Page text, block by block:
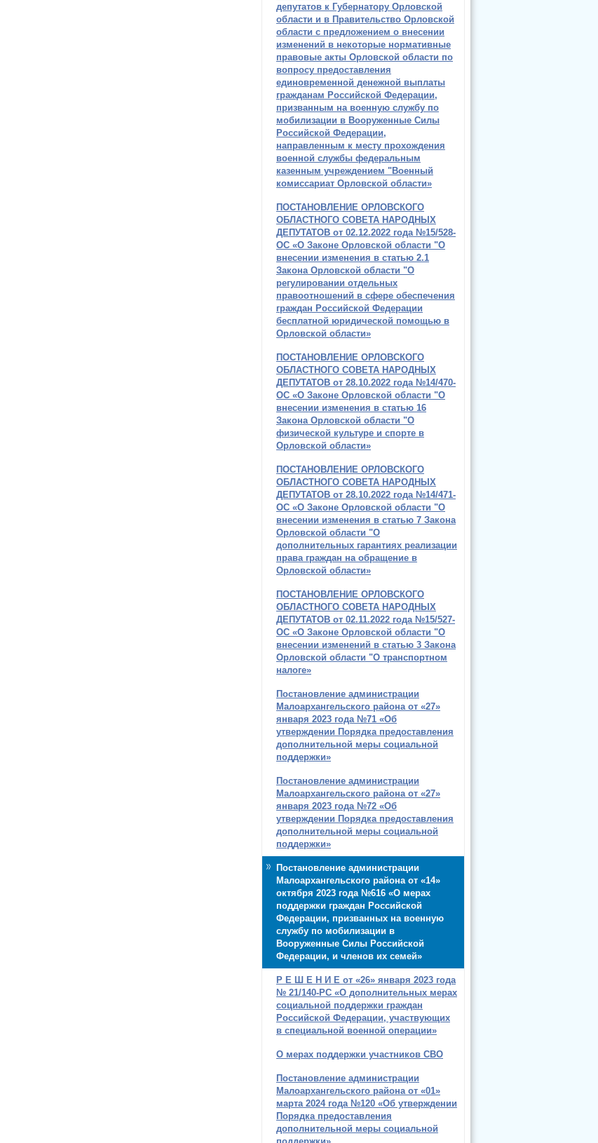
депутатов к Губернатору Орловской
области и в Правительство Орловской
области с предложением о внесении
изменений в некоторые нормативные
правовые акты Орловской области по
вопросу предоставления
единовременной денежной выплаты
гражданам Российской Федерации,
призванным на военную службу по
мобилизации в Вооруженные Силы
Российской Федерации,
направленным к месту прохождения
военной службы федеральным
казенным учреждением "Военный
комиссариат Орловской области»
ПОСТАНОВЛЕНИЕ ОРЛОВСКОГО
ОБЛАСТНОГО СОВЕТА НАРОДНЫХ
ДЕПУТАТОВ от 02.12.2022 года №15/528-
ОС «О Законе Орловской области "О
внесении изменения в статью 2.1
Закона Орловской области "О
регулировании отдельных
правоотношений в сфере обеспечения
граждан Российской Федерации
бесплатной юридической помощью в
Орловской области»
ПОСТАНОВЛЕНИЕ ОРЛОВСКОГО
ОБЛАСТНОГО СОВЕТА НАРОДНЫХ
ДЕПУТАТОВ от 28.10.2022 года №14/470-
ОС «О Законе Орловской области "О
внесении изменения в статью 16
Закона Орловской области "О
физической культуре и спорте в
Орловской области»
ПОСТАНОВЛЕНИЕ ОРЛОВСКОГО
ОБЛАСТНОГО СОВЕТА НАРОДНЫХ
ДЕПУТАТОВ от 28.10.2022 года №14/471-
ОС «О Законе Орловской области "О
внесении изменения в статью 7 Закона
Орловской области "О
дополнительных гарантиях реализации
права граждан на обращение в
Орловской области»
ПОСТАНОВЛЕНИЕ ОРЛОВСКОГО
ОБЛАСТНОГО СОВЕТА НАРОДНЫХ
ДЕПУТАТОВ от 02.11.2022 года №15/527-
ОС «О Законе Орловской области "О
внесении изменений в статью 3 Закона
Орловской области "О транспортном
налоге»
Постановление администрации
Малоархангельского района от «27»
января 2023 года №71 «Об
утверждении Порядка предоставления
дополнительной меры социальной
поддержки»
Постановление администрации
Малоархангельского района от «27»
января 2023 года №72 «Об
утверждении Порядка предоставления
дополнительной меры социальной
поддержки»
Постановление администрации
Малоархангельского района от «14»
октября 2023 года №616 «О мерах
поддержки граждан Российской
Федерации, призванных на военную
службу по мобилизации в
Вооруженные Силы Российской
Федерации, и членов их семей»
Р Е Ш Е Н И Е от «26» января 2023 года
№ 21/140-РС «О дополнительных мерах
социальной поддержки граждан
Российской Федерации, участвующих
в специальной военной операции»
О мерах поддержки участников СВО
Постановление администрации
Малоархангельского района от «01»
марта 2024 года №120 «Об утверждении
Порядка предоставления
дополнительной меры социальной